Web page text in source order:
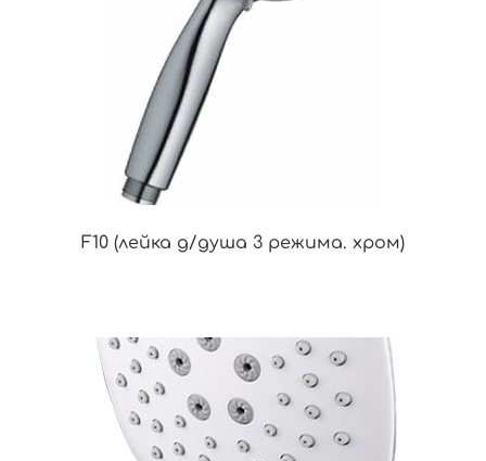
F10 (лейка д/душа 3 режима. хром)